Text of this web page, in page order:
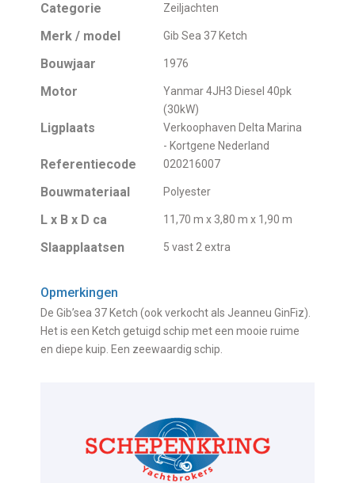
Categorie Zeiljachten
Merk / model Gib Sea 37 Ketch
Bouwjaar 1976
Motor
Yanmar 4JH3 Diesel 40pk
(30kW)
Ligplaats
Verkoophaven Delta Marina
- Kortgene Nederland
Referentiecode 020216007
Bouwmateriaal Polyester
L x B x D ca 11,70 m x 3,80 m x 1,90 m
Slaapplaatsen 5 vast 2 extra
Opmerkingen
De Gib’sea 37 Ketch (ook verkocht als Jeanneu GinFiz).
Het is een Ketch getuigd schip met een mooie ruime
en diepe kuip. Een zeewaardig schip.